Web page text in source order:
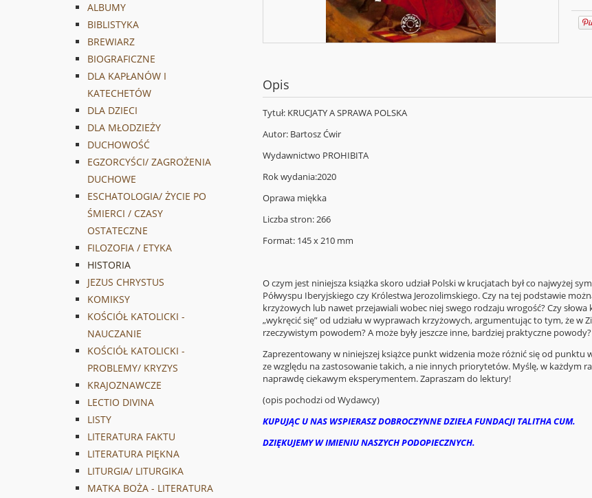
ALBUMY
BIBLISTYKA
BREWIARZ
BIOGRAFICZNE
DLA KAPŁANÓW I
KATECHETÓW
DLA DZIECI
DLA MŁODZIEŻY
DUCHOWOŚĆ
EGZORCYŚCI/ ZAGROŻENIA
DUCHOWE
ESCHATOLOGIA/ ŻYCIE PO
ŚMIERCI / CZASY
OSTATECZNE
FILOZOFIA / ETYKA
HISTORIA
JEZUS CHRYSTUS
KOMIKSY
KOŚCIÓŁ KATOLICKI -
NAUCZANIE
KOŚCIÓŁ KATOLICKI -
PROBLEMY/ KRYZYS
KRAJOZNAWCZE
LECTIO DIVINA
LISTY
LITERATURA FAKTU
LITERATURA PIĘKNA
LITURGIA/ LITURGIKA
MATKA BOŻA - LITERATURA
Opis
Tytuł: KRUCJATY A SPRAWA POLSKA
Autor: Bartosz Ćwir
Wydawnictwo PROHIBITA
Rok wydania:2020
Oprawa miękka
Liczba stron: 266
Format: 145 x 210 mm
O czym jest niniejsza książka skoro udział Polski w krucjatach był co najwyżej
Półwyspu Iberyjskiego czy Królestwa Jerozolimskiego. Czy na tej podstawie
krzyżowych lub nawet przejawiali wobec niej swego rodzaju wrogość? Czy
„wykręcić się” od udziału w wyprawach krzyżowych, argumentując to tym, że w
rzeczywistym powodem? A może były jeszcze inne, bardziej praktyczne powody?
Zaprezentowany w niniejszej książce punkt widzenia może różnić się od punktu
ze względu na zastosowanie takich, a nie innych priorytetów. Myślę, w każdym
naprawdę ciekawym eksperymentem. Zapraszam do lektury!
(opis pochodzi od Wydawcy)
KUPUJĄC U NAS WSPIERASZ DOBROCZYNNE DZIEŁA FUNDACJI TALITHA CUM.
DZIĘKUJEMY W IMIENIU NASZYCH PODOPIECZNYCH.